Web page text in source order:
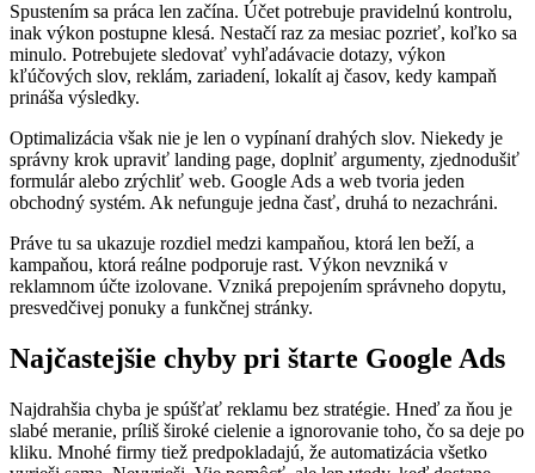
Spustením sa práca len začína. Účet potrebuje pravidelnú kontrolu,
inak výkon postupne klesá. Nestačí raz za mesiac pozrieť, koľko sa
minulo. Potrebujete sledovať vyhľadávacie dotazy, výkon
kľúčových slov, reklám, zariadení, lokalít aj časov, kedy kampaň
prináša výsledky.
Optimalizácia však nie je len o vypínaní drahých slov. Niekedy je
správny krok upraviť landing page, doplniť argumenty, zjednodušiť
formulár alebo zrýchliť web. Google Ads a web tvoria jeden
obchodný systém. Ak nefunguje jedna časť, druhá to nezachráni.
Práve tu sa ukazuje rozdiel medzi kampaňou, ktorá len beží, a
kampaňou, ktorá reálne podporuje rast. Výkon nevzniká v
reklamnom účte izolovane. Vzniká prepojením správneho dopytu,
presvedčivej ponuky a funkčnej stránky.
Najčastejšie chyby pri štarte Google Ads
Najdrahšia chyba je spúšťať reklamu bez stratégie. Hneď za ňou je
slabé meranie, príliš široké cielenie a ignorovanie toho, čo sa deje po
kliku. Mnohé firmy tiež predpokladajú, že automatizácia všetko